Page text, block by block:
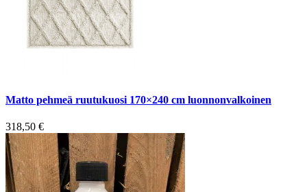
Matto pehmeä ruutukuosi 170×240 cm luonnonvalkoinen
318,50 €